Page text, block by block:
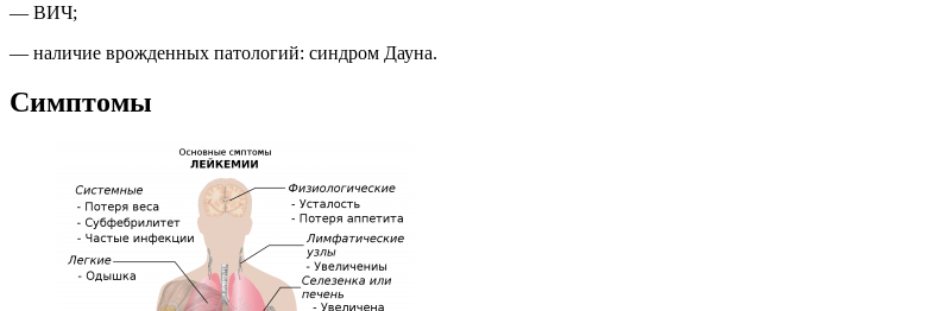
— ВИЧ;
— наличие врожденных патологий: синдром Дауна.
Симптомы